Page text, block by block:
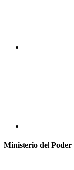
Ministerio del Poder